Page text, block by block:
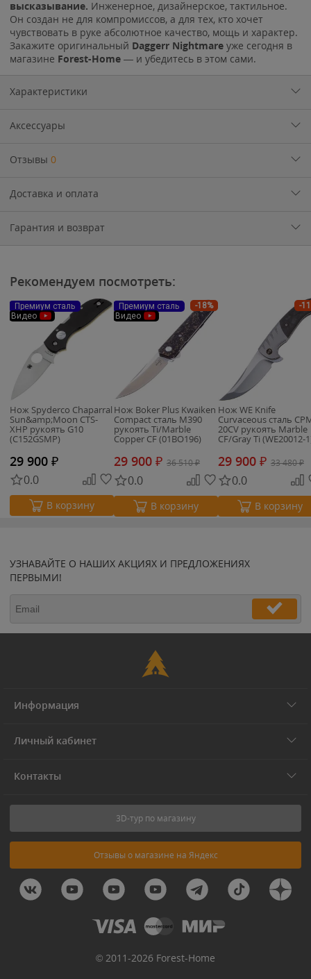
высказывание. Инженерное, дизайнерское, тактильное.
Он создан не для компромиссов, а для тех, кто хочет
чувствовать в руке абсолютное качество, мощь и характер.
Закажите оригинальный Daggerr Nightmare уже сегодня в
магазине Forest-Home — и убедитесь в этом сами.
Характеристики
Аксессуары
Отзывы 0
Доставка и оплата
Гарантия и возврат
Рекомендуем посмотреть:
Премиум сталь
Видео
Нож Spyderco Chaparral
Sun&amp;Moon CTS-
XHP рукоять G10
(C152GSMP)
29 900 ₽
0.0
В корзину
-18%
Премиум сталь
Видео
Нож Boker Plus Kwaiken
Compact сталь M390
рукоять Ti/Marble
Copper CF (01BO196)
29 900 ₽ 36 510₽
0.0
В корзину
-
Нож WE Knife
Curvaceous сталь
20CV рукоять Marble
CF/Gray Ti (WE20012-
29 900 ₽ 33 480₽
0.0
В корзину
УЗНАВАЙТЕ О НАШИХ АКЦИЯХ И ПРЕДЛОЖЕНИЯХ
ПЕРВЫМИ!
Информация
Личный кабинет
Контакты
3D-тур по магазину
Отзывы о магазине на Яндекс
© 2011-2026 Forest-Home